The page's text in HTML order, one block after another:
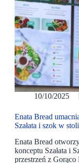
10/10/2025
Enata Bread
Szałata i szok w
Enata Bread
konceptu Szałata i
przestrzeń z